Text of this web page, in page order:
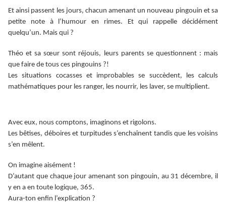
Et ainsi passent les jours, chacun amenant un nouveau pingouin et sa
petite note à l’humour en rimes. Et qui rappelle décidément
quelqu’un. Mais qui ?
Théo et sa sœur sont réjouis, leurs parents se questionnent : mais
que faire de tous ces pingouins ?!
Les situations cocasses et improbables se succèdent, les calculs
mathématiques pour les ranger, les nourrir, les laver, se multiplient.
Avec eux, nous comptons, imaginons et rigolons.
Les bêtises, déboires et turpitudes s’enchaînent tandis que les voisins
s’en mêlent.
On imagine aisément !
D’autant que chaque jour amenant son pingouin, au 31 décembre, il
y en a en toute logique, 365.
Aura-ton enfin l’explication ?